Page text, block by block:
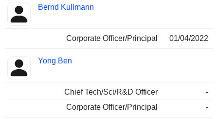
Bernd Kullmann
Corporate Officer/Principal 01/04/2022
Yong Ben
Chief Tech/Sci/R&D Officer
-
Corporate Officer/Principal
-